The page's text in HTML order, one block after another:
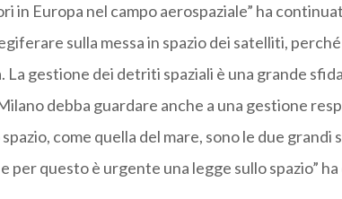
in Europa nel campo aerospaziale” ha
sulla messa in spazio dei satelliti,
gestione dei detriti spaziali è una grande
debba guardare anche a una gestione
come quella del mare, sono le due grandi
per questo è urgente una legge sullo spazio”